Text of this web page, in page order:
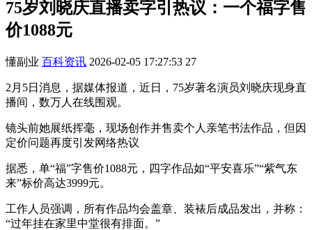
75岁刘晓庆直播卖字引热议：一个福字售
价1088元
懂副业 百科资讯 2026-02-05 17:27:53 27
2月5日消息，据媒体报道，近日，75岁著名演员刘晓庆现身直
播间，数万人在线围观。
镜头前她展纸挥毫，现场创作并售卖个人亲笔书法作品，但因
定价问题再度引发网络热议
据悉，单“福”字售价1088元，四字作品如“平安喜乐”“紫气东
来”标价高达3999元。
工作人员强调，所有作品均会盖章、装裱后成品发出，并称：
“过年挂在家里中堂很有排面。”